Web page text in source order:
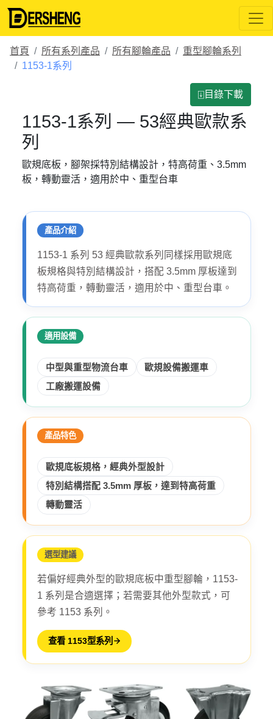
首頁 所有系列產品 所有腳輪產品
重型腳輪系列
1153-1系列
⍗目錄下載
1153-1系列 — 53經典歐款系
列
歐規底板，腳架採特別結構設計，特高荷重、3.5mm
板，轉動靈活，適用於中、重型台車
產品介紹
1153-1 系列 53 經典歐款系列同樣採用歐規底
板規格與特別結構設計，搭配 3.5mm 厚板達到
特高荷重，轉動靈活，適用於中、重型台車。
適用設備
中型與重型物流台車
歐規設備搬運車
工廠搬運設備
產品特色
歐規底板規格，經典外型設計
特別結構搭配 3.5mm 厚板，達到特高荷重
轉動靈活
選型建議
若偏好經典外型的歐規底板中重型腳輪，1153-
1 系列是合適選擇；若需要其他外型款式，可
參考 1153 系列。
查看 1153型系列